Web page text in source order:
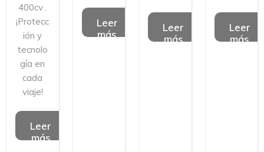
400cv .
¡Protecc
ión y
tecnolo
gía en
cada
viaje!
Leer
más
Leer
más
Leer
más
Leer
más